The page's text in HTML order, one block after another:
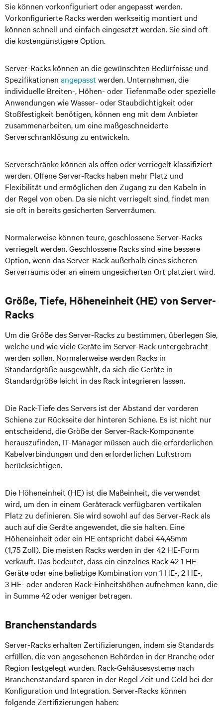
Sie können vorkonfiguriert oder angepasst werden.
Vorkonfigurierte Racks werden werkseitig montiert und
können schnell und einfach eingesetzt werden. Sie sind oft
die kostengünstigere Option.
Server-Racks können an die gewünschten Bedürfnisse und
Spezifikationen angepasst werden. Unternehmen, die
individuelle Breiten-, Höhen- oder Tiefenmaße oder spezielle
Anwendungen wie Wasser- oder Staubdichtigkeit oder
Stoßfestigkeit benötigen, können eng mit dem Anbieter
zusammenarbeiten, um eine maßgeschneiderte
Serverschranklösung zu entwickeln.
Serverschränke können als offen oder verriegelt klassifiziert
werden. Offene Server-Racks haben mehr Platz und
Flexibilität und ermöglichen den Zugang zu den Kabeln in
der Regel von oben. Da sie nicht verriegelt sind, findet man
sie oft in bereits gesicherten Serverräumen.
Normalerweise können teure, geschlossene Server-Racks
verriegelt werden. Geschlossene Racks sind eine bessere
Option, wenn das Server-Rack außerhalb eines sicheren
Serverraums oder an einem ungesicherten Ort platziert wird.
Größe, Tiefe, Höheneinheit (HE) von Server-
Racks
Um die Größe des Server-Racks zu bestimmen, überlegen Sie,
welche und wie viele Geräte im Server-Rack untergebracht
werden sollen. Normalerweise werden Racks in
Standardgröße ausgewählt, da sich die Geräte in
Standardgröße leicht in das Rack integrieren lassen.
Die Rack-Tiefe des Servers ist der Abstand der vorderen
Schiene zur Rückseite der hinteren Schiene. Es ist nicht nur
entscheidend, die Größe der Server-Rack-Komponente
herauszufinden, IT-Manager müssen auch die erforderlichen
Kabelverbindungen und den erforderlichen Luftstrom
berücksichtigen.
Die Höheneinheit (HE) ist die Maßeinheit, die verwendet
wird, um den in einem Geräterack verfügbaren vertikalen
Platz zu definieren. Sie wird sowohl auf das Server-Rack als
auch auf die Geräte angewendet, die sie halten. Eine
Höheneinheit oder ein HE entspricht dabei 44,45mm
(1,75 Zoll). Die meisten Racks werden in der 42 HE-Form
verkauft. Das bedeutet, dass ein einzelnes Rack 42 1 HE-
Geräte oder eine beliebige Kombination von 1 HE-, 2 HE-,
3 HE- oder anderen Rack-Einheitshöhen aufnehmen kann, die
in Summe 42 oder weniger betragen.
Branchenstandards
Server-Racks erhalten Zertifizierungen, indem sie Standards
erfüllen, die von angesehenen Behörden in der Branche oder
Region festgelegt wurden. Rack-Gehäusesysteme nach
Branchenstandard sparen in der Regel Zeit und Geld bei der
Konfiguration und Integration. Server-Racks können
folgende Zertifizierungen haben: